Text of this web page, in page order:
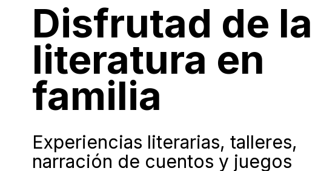
Disfrutad de la
literatura en
familia
Experiencias literarias, talleres,
narración de cuentos y juegos